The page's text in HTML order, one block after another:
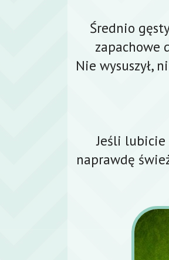
Średnio
zapachowe
Nie wysuszył,
Jeśli lubicie
naprawdę